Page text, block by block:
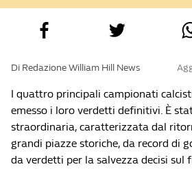
Di Redazione William Hill News
I quattro principali campionati
emesso i loro verdetti definitivi. È
straordinaria, caratterizzata dal
grandi piazze storiche, da record di
da verdetti per la salvezza decisi sul